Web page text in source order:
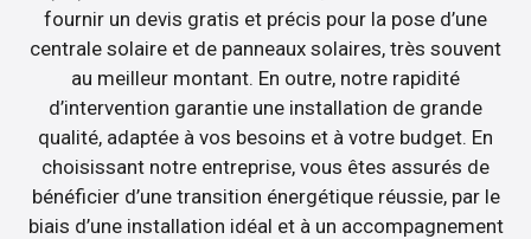
fournir un devis gratis et précis pour la pose d’une
centrale solaire et de panneaux solaires, très souvent
au meilleur montant. En outre, notre rapidité
d’intervention garantie une installation de grande
qualité, adaptée à vos besoins et à votre budget. En
choisissant notre entreprise, vous êtes assurés de
bénéficier d’une transition énergétique réussie, par le
biais d’une installation idéal et à un accompagnement